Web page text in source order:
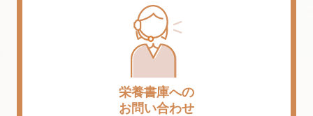
栄養書庫への
お問い合わせ